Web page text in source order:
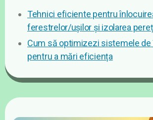
Tehnici eficiente pentru
ferestrelor/ușilor și izolarea
Cum să optimizezi sistemele de
pentru a mări eficiența